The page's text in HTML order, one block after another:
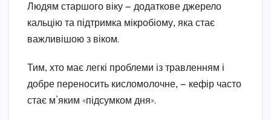
Людям старшого віку — додаткове джерело
кальцію та підтримка мікробіому, яка стає
важливішою з віком.
Тим, хто має легкі проблеми із травленням і
добре переносить кисломолочне, — кефір часто
стає м’яким «підсумком дня».